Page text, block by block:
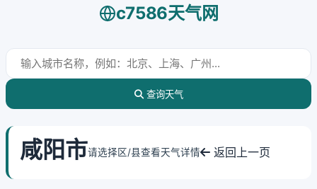
c7586天气网
查询天气
咸阳市请选择区/县查看天气详情 返回上一页